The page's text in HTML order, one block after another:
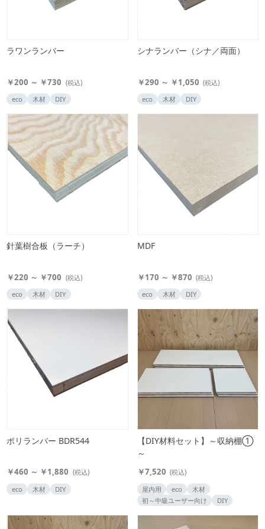
ラワンランバー
￥200 ～ ￥730 (税込)
eco
木材 DIY
シナランバー（シナ／両面）
￥290 ～ ￥1,050 (税込)
eco
木材 DIY
針葉樹合板（ラーチ）
￥220 ～ ￥700 (税込)
eco
木材 DIY
MDF
￥170 ～ ￥870 (税込)
eco
木材 DIY
ポリランバー BDR544
￥460 ～ ￥1,880 (税込)
eco
木材 DIY
【DIY材料セット】～収納棚①
～
￥7,520 (税込)
屋内用
eco
木材
初～中級ユーザー向け
DIY